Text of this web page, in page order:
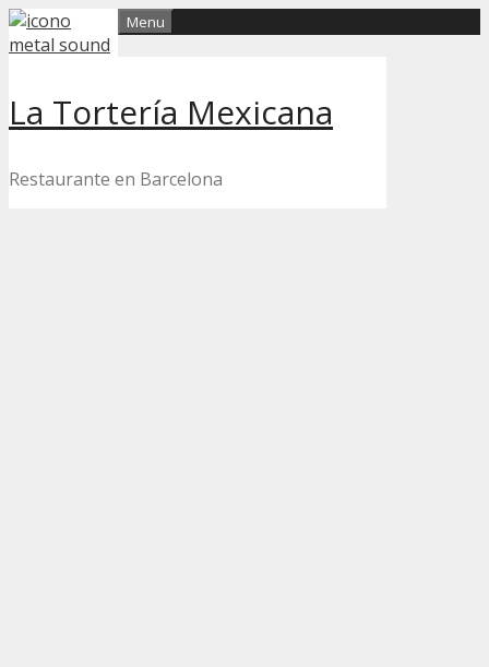
Skip
to
La Tortería Mexicana
Restaurante en Barcelona
Menu